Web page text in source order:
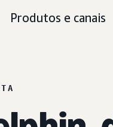
Produtos e canais